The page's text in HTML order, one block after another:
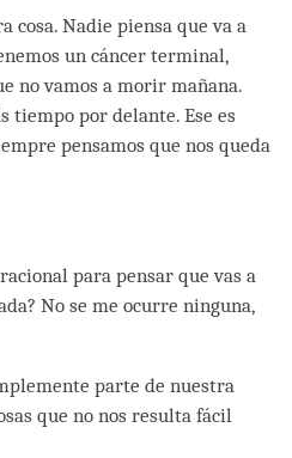
cosa. Nadie piensa que va a
un cáncer terminal,
no vamos a morir mañana.
tiempo por delante. Ese es
pensamos que nos queda
para pensar que vas a
No se me ocurre ninguna,
parte de nuestra
que no nos resulta fácil